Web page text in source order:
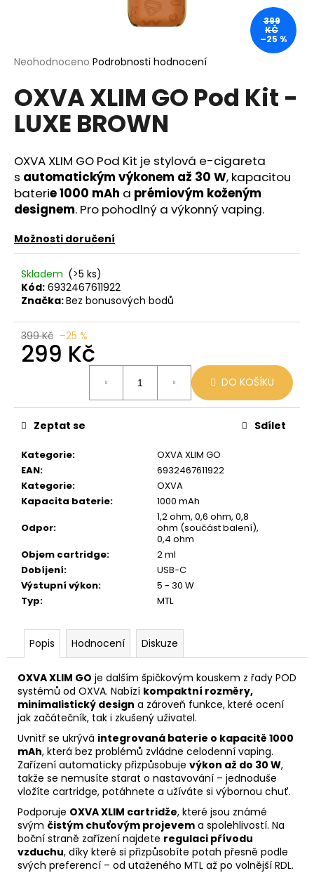
Průměrné
produktu
je
0,0
hvězdiček.
Neohodnoceno Podrobnosti hodnocení
OXVA XLIM GO Pod Kit -
LUXE BROWN
OXVA XLIM GO Pod Kit je stylová e-cigareta
s automatickým výkonem až 30 W, kapacitou
baterie 1000 mAh a prémiovým koženým
designem. Pro pohodlný a výkonný vaping.
Možnosti doručení
Skladem (>5 ks)
Kód: 6932467611922
Značka:Bez bonusových bodů
399 Kč –25 %
299 Kč
DO KOŠÍKU
Kategorie:
OXVA XLIM GO
EAN:
6932467611922
Kategorie:
OXVA
Kapacita baterie:
1000 mAh
Odpor:
1,2 ohm, 0,6 ohm, 0,8
ohm (součást balení),
0,4 ohm
Objem cartridge:
2 ml
Dobíjení:
USB-C
Výstupní výkon:
5 - 30 W
Typ: MTL
Zeptat se Sdílet
399
KČ
–25 %
Popis Hodnocení Diskuze
OXVA XLIM GO je dalším špičkovým kouskem z řady POD
systémů od OXVA. Nabízí kompaktní rozměry,
minimalistický design a zároveň funkce, které ocení
jak začátečník, tak i zkušený uživatel.
Uvnitř se ukrývá integrovaná baterie o kapacitě 1000
mAh, která bez problémů zvládne celodenní vaping.
Zařízení automaticky přizpůsobuje výkon až do 30 W,
takže se nemusíte starat o nastavování – jednoduše
vložíte cartridge, potáhnete a užíváte si výbornou chuť.
Podporuje OXVA XLIM cartridže, které jsou známé
svým čistým chuťovým projevem a spolehlivostí. Na
boční straně zařízení najdete regulaci přívodu
vzduchu, díky které si přizpůsobíte potah přesně podle
svých preferencí – od utaženého MTL až po volnější RDL.
í
t
?
HLEDAT
o
p
o
u
č
u
STRAWBERRY
ICE
59
Kč
99